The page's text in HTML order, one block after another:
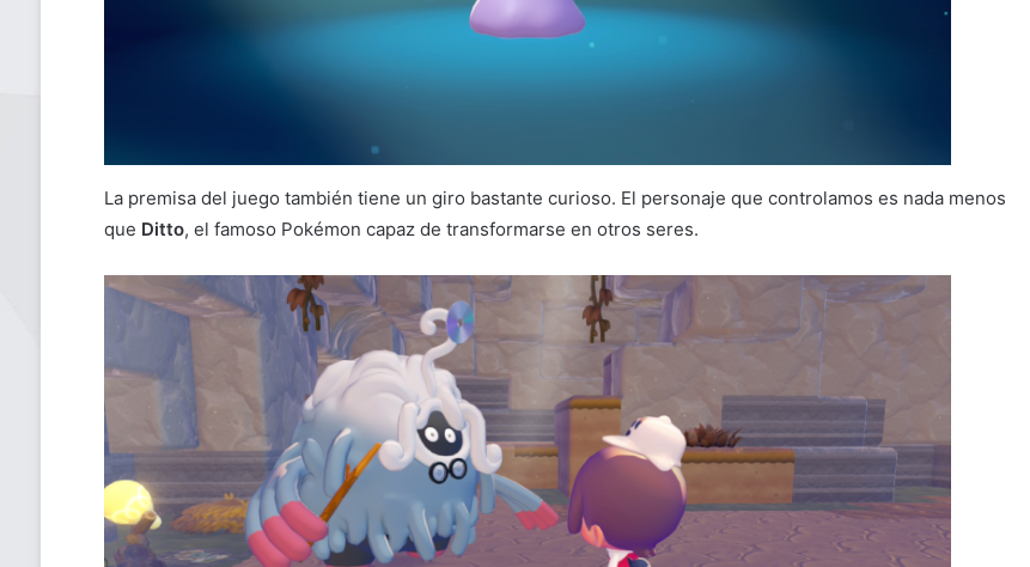
La premisa del juego también tiene un giro bastante curioso. El personaje que controlamos es nada menos
que Ditto, el famoso Pokémon capaz de transformarse en otros seres.